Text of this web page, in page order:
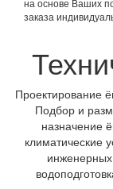
на основе Ваших
заказа
Проектирование
Подбор и
назначение
климатические